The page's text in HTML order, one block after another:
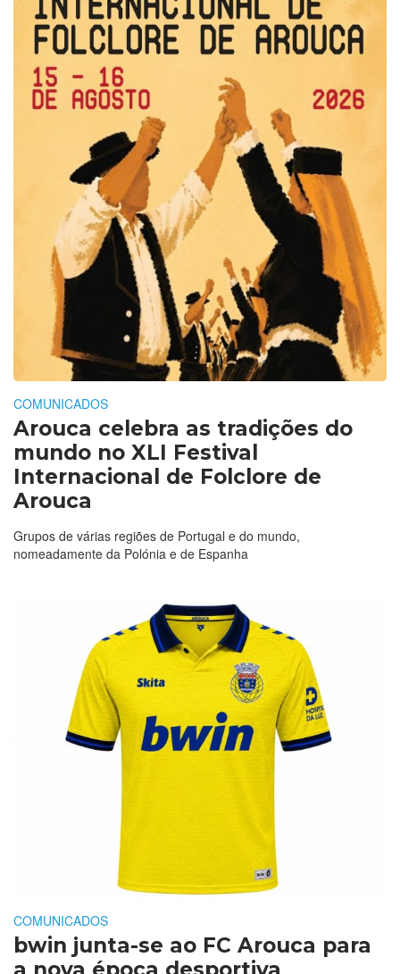
COMUNICADOS
Arouca celebra as tradições do
mundo no XLI Festival
Internacional de Folclore de
Arouca
Grupos de várias regiões de Portugal e do mundo,
nomeadamente da Polónia e de Espanha
COMUNICADOS
bwin junta-se ao FC Arouca para